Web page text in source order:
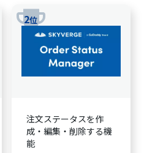
trophy
2位
注文ステータスを作
成・編集・削除する機
能